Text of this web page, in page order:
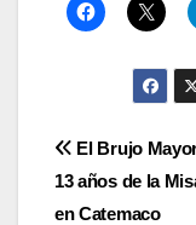
de
El Brujo
13 años de la
en Catemaco